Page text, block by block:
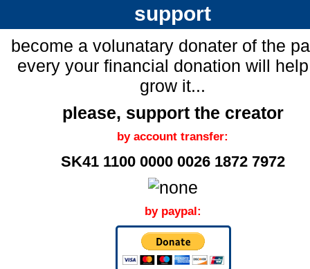
support
become a volunatary donater of the
every your financial donation will
grow it...
please, support the creator
by account transfer:
SK41 1100 0000 0026 1872 7972
by paypal: